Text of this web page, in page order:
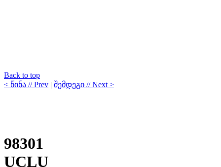
Back to top
< წინა // Prev | შემდეგი // Next >
98301
UCLU